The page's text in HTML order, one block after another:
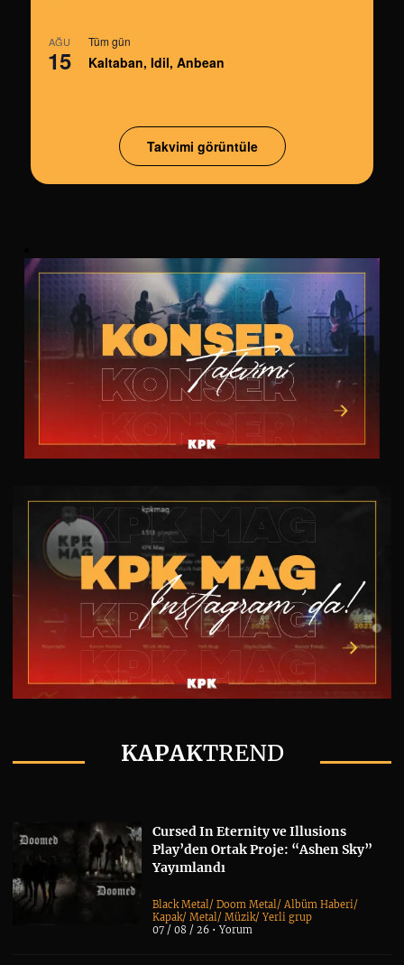
AĞU
15
Tüm gün
Kaltaban, Idil, Anbean
Takvimi görüntüle
KAPAKTREND
Cursed In Eternity ve Illusions
Play’den Ortak Proje: “Ashen Sky”
Yayımlandı
Black Metal/Doom Metal/Albüm Haberi/
Kapak/Metal/Müzik/Yerli grup
07 / 08 / 26 •Yorum